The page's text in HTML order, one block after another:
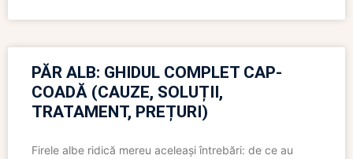
PĂR ALB: GHIDUL COMPLET CAP-
COADĂ (CAUZE, SOLUȚII,
TRATAMENT, PREȚURI)
Firele albe ridică mereu aceleași întrebări: de ce au